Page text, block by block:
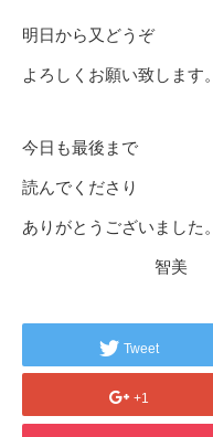
明日から又どうぞ
よろしくお願い致します。
今日も最後まで
読んでくださり
ありがとうございました。
智美
Tweet
+1